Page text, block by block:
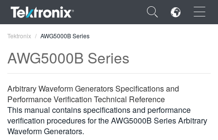
×
ENGLISH
FRANÇAIS
DEUTSCH
Tektronix AWG5000B Series
AWG5000B Series
Arbitrary Waveform Generators Specifications and
Performance Verification Technical Reference
This manual contains specifications and performance
verification procedures for the AWG5000B Series Arbitrary
Waveform Generators.